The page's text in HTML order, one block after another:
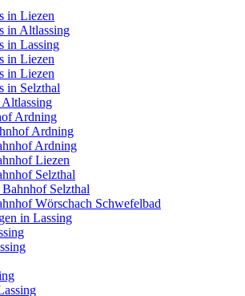
in Liezen
in Altlassing
in Lassing
in Liezen
in Liezen
in Selzthal
Ardning
Ardning
Ardning
Liezen
Selzthal
Selzthal
Wörschach Schwefelbad
in Lassing